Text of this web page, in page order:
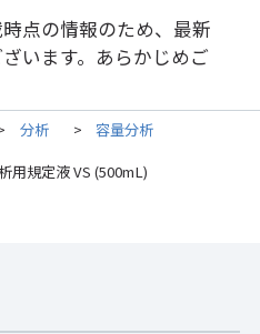
点の情報のため、最新
います。あらかじめご
分析 > 容量分析
用規定液 VS (500mL)